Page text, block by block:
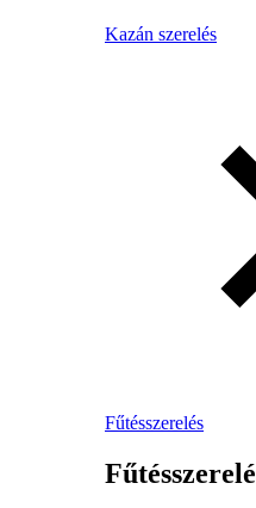
Kazán szerelés
Fűtésszerelés